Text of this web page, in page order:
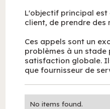
L'objectif principal
client, de prendre des
Ces appels sont un
problèmes à un
satisfaction globale.
que fournisseur de
No items found.